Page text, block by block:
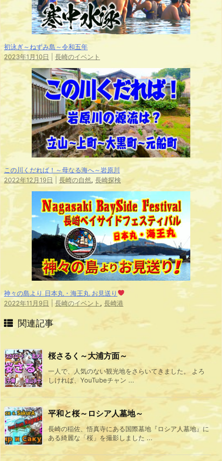
初泳ぎ～ねずみ島～令和五年
2023年1月10日 長崎のイベント
この川くだれば！～母なる海へ～岩原川
2022年12月19日 長崎の自然, 長崎探検
神々の島より 日本丸・海王丸 お見送り
2022年11月9日 長崎のイベント , 長崎港
関連記事
桜さるく～大浦方面～
一人で、人気のない観光地をさらいてきました。 よろ
しければ、YouTubeチャン ...
平和と桜～ロシア人墓地～
長崎の稲佐、悟真寺にある国際墓地『ロシア人墓地』に
ある綺麗な「桜」を撮影しました ...